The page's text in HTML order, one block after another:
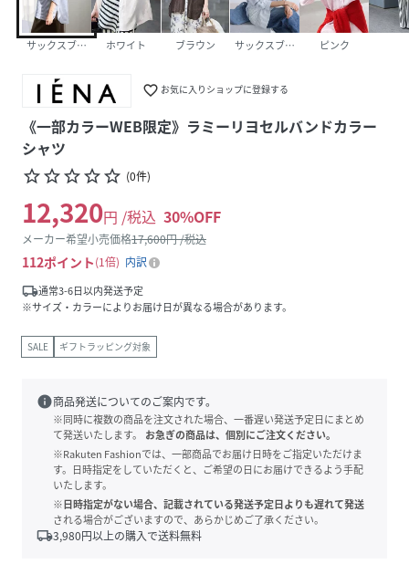
サックスブルー B ホワイト ブラウン サックスブルー ピンク
favorite_border お気に入りショップに登録する
《一部カラーWEB限定》ラミーリヨセルバンドカラー
シャツ
star_borderstar_borderstar_borderstar_borderstar_border (0件)
12,320円 /税込 30%OFF
メーカー希望小売価格17,600円 /税込
112ポイント 1倍
内訳
local_shipping通常3-6日以内発送予定
※サイズ・カラーによりお届け日が異なる場合があります。
SALE ギフトラッピング対象
info商品発送についてのご案内です。
※同時に複数の商品を注文された場合、一番遅い発送予定日にまとめ
て発送いたします。
お急ぎの商品は、個別にご注文ください。
※Rakuten Fashionでは、一部商品でお届け日時をご指定いただけま
す。日時指定をしていただくと、ご希望の日にお届けできるよう手配
いたします。
※日時指定がない場合、記載されている発送予定日よりも遅れて発送
される場合がございますので、あらかじめご了承ください。
local_shipping3,980円以上の購入で送料無料